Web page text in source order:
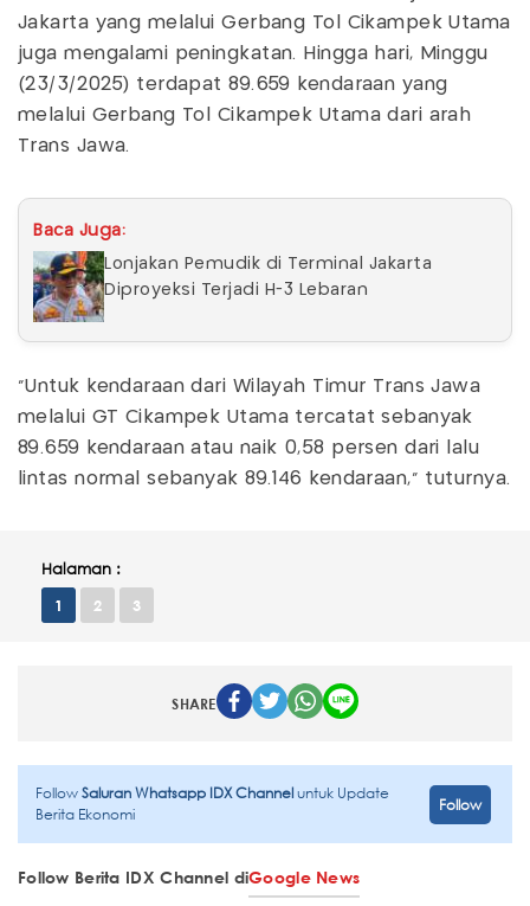
Jakarta yang melalui Gerbang Tol Cikampek Utama
juga mengalami peningkatan. Hingga hari, Minggu
(23/3/2025) terdapat 89.659 kendaraan yang
melalui Gerbang Tol Cikampek Utama dari arah
Trans Jawa.
Baca Juga:
Lonjakan Pemudik di Terminal Jakarta
Diproyeksi Terjadi H-3 Lebaran
"Untuk kendaraan dari Wilayah Timur Trans Jawa
melalui GT Cikampek Utama tercatat sebanyak
89.659 kendaraan atau naik 0,58 persen dari lalu
lintas normal sebanyak 89.146 kendaraan,” tuturnya.
Halaman :
1 2 3
SHARE
FollowSaluran Whatsapp IDX Channeluntuk Update
Berita Ekonomi
Follow
Follow Berita IDX Channel diGoogle News